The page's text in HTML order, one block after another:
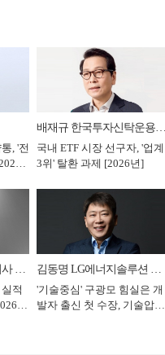
, '전
배재규 한국투자신탁운용
대표이사 사장
국내 ETF 시장 선구자, '업계
3위' 탈환 과제 [2026년]
부
적
김동명 LG에너지솔루션 대
표이사 사장
'기술중심' 구광모 힘실은 개
발자 출신 첫 수장, 기술압도